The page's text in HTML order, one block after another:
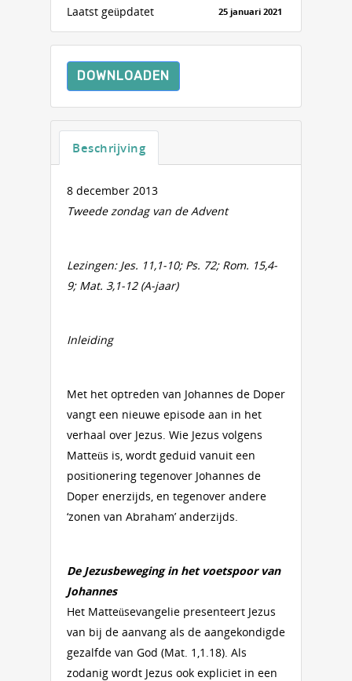
Laatst geüpdatet 25 januari 2021
DOWNLOADEN
Beschrijving
8 december 2013
Tweede zondag van de Advent
Lezingen: Jes. 11,1-10; Ps. 72; Rom. 15,4-
9; Mat. 3,1-12 (A-jaar)
Inleiding
Met het optreden van Johannes de Doper
vangt een nieuwe episode aan in het
verhaal over Jezus. Wie Jezus volgens
Matteüs is, wordt geduid vanuit een
positionering tegenover Johannes de
Doper enerzijds, en tegenover andere
‘zonen van Abraham’ anderzijds.
De Jezusbeweging in het voetspoor van
Johannes
Het Matteüsevangelie presenteert Jezus
van bij de aanvang als de aangekondigde
gezalfde van God (Mat. 1,1.18). Als
zodanig wordt Jezus ook expliciet in een